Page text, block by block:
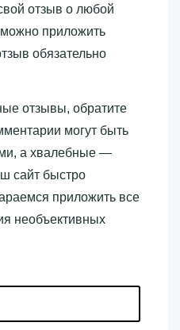
отзыв о любой
приложить
обязательно
отзывы, обратите
могут быть
а хвалебные —
сайт быстро
приложить все
необъективных